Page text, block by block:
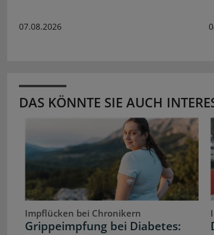
07.08.2026
DAS KÖNNTE SIE AUCH
Impflücken bei Chronikern
Grippeimpfung bei Diabetes: